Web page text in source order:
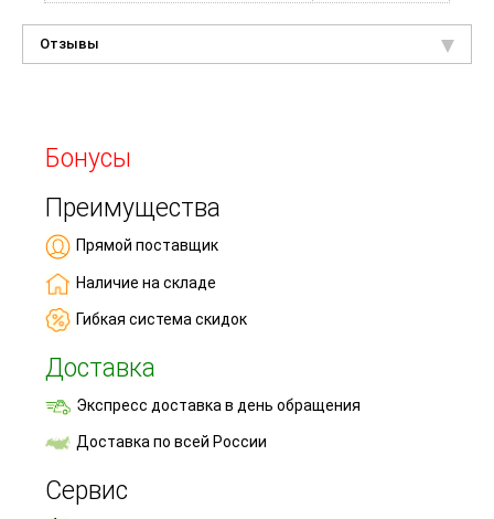
Отзывы
Бонусы
Преимущества
Прямой поставщик
Наличие на складе
Гибкая система скидок
Доставка
Экспресс доставка в день обращения
Доставка по всей России
Сервис